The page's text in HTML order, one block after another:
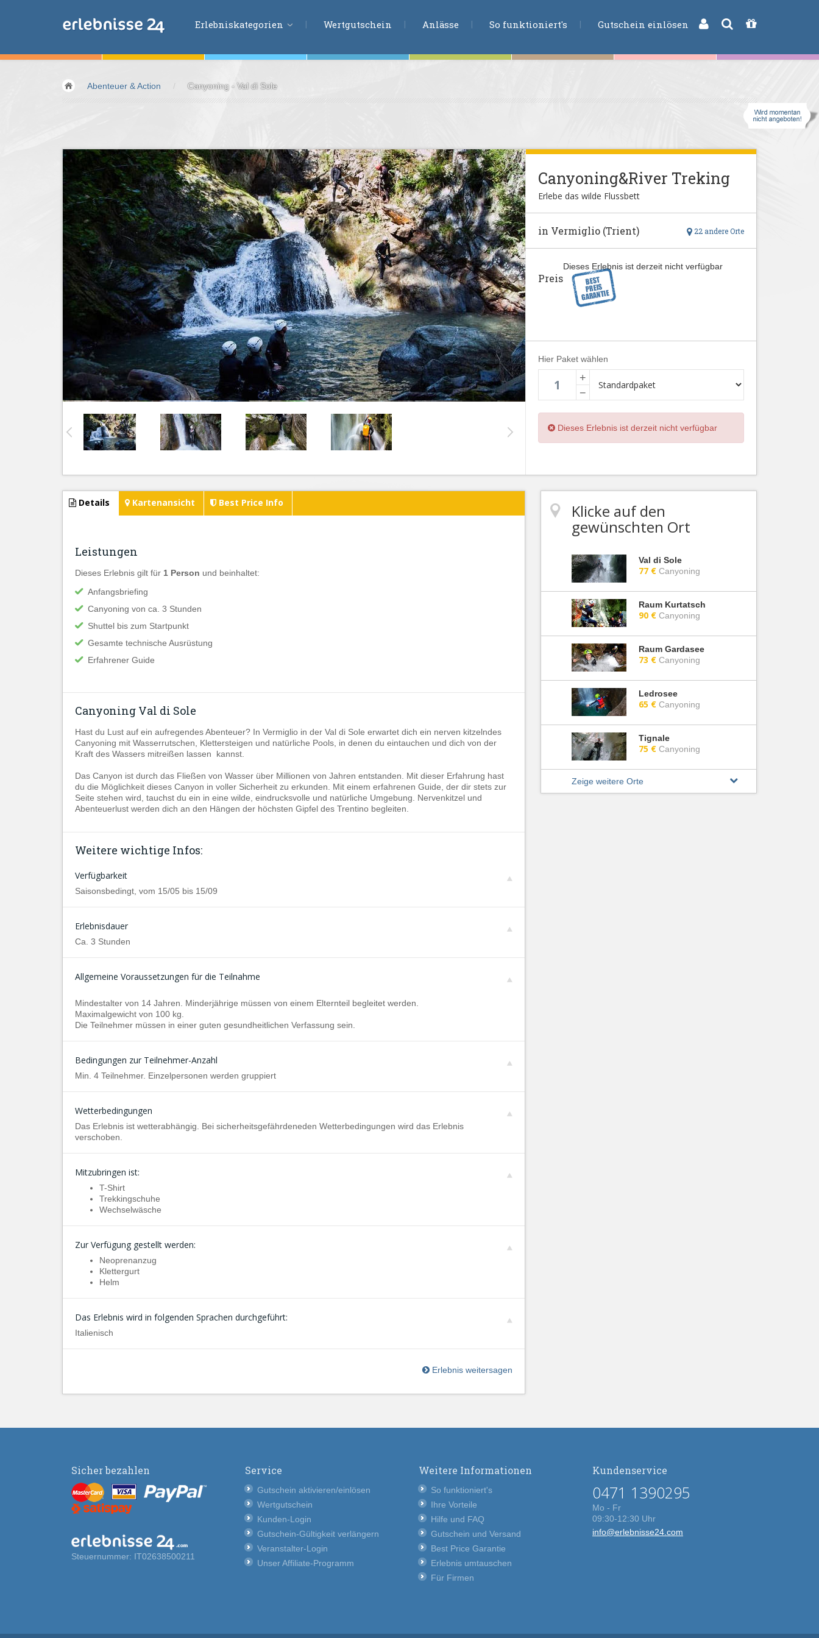
Erlebniskategorien
Fliegen &Gleiten
Sport &Fitness
Essen &Trinken
Wellness & Gesundheit
Wasser &Wind
Lifestyle &Phantasie
Kids &Family
Übernachtungen
Wertgutschein Anlässe So funktioniert's Gutschein einlösen
Abenteuer & Action / Canyoning - Val di Sole
Canyoning&River Treking
Erlebe das wilde Flussbett
22 andere Orte
in Vermiglio (Trient)
Dieses Erlebnis ist derzeit nicht verfügbar
Preis
Hier Paket wählen
+
−
Dieses Erlebnis ist derzeit nicht verfügbar
Details Kartenansicht Best Price Info
Leistungen
Dieses Erlebnis gilt für 1 Person und beinhaltet:
Anfangsbriefing
Canyoning von ca. 3 Stunden
Shuttel bis zum Startpunkt
Gesamte technische Ausrüstung
Erfahrener Guide
Canyoning Val di Sole
Hast du Lust auf ein aufregendes Abenteuer? In Vermiglio in der Val di Sole erwartet dich ein nerven kitzelndes
Canyoning mit Wasserrutschen, Klettersteigen und natürliche Pools, in denen du eintauchen und dich von der
Kraft des Wassers mitreißen lassen kannst.
Das Canyon ist durch das Fließen von Wasser über Millionen von Jahren entstanden. Mit dieser Erfahrung hast
du die Möglichkeit dieses Canyon in voller Sicherheit zu erkunden. Mit einem erfahrenen Guide, der dir stets zur
Seite stehen wird, tauchst du ein in eine wilde, eindrucksvolle und natürliche Umgebung. Nervenkitzel und
Abenteuerlust werden dich an den Hängen der höchsten Gipfel des Trentino begleiten.
Weitere wichtige Infos:
Verfügbarkeit
Saisonsbedingt, vom 15/05 bis 15/09
Erlebnisdauer
Ca. 3 Stunden
Allgemeine Voraussetzungen für die Teilnahme
Mindestalter von 14 Jahren. Minderjährige müssen von einem Elternteil begleitet werden.
Maximalgewicht von 100 kg.
Die Teilnehmer müssen in einer guten gesundheitlichen Verfassung sein.
Bedingungen zur Teilnehmer-Anzahl
Min. 4 Teilnehmer. Einzelpersonen werden gruppiert
Wetterbedingungen
Das Erlebnis ist wetterabhängig. Bei sicherheitsgefährdeneden Wetterbedingungen wird das Erlebnis
verschoben.
Mitzubringen ist:
T-Shirt
Trekkingschuhe
Wechselwäsche
Zur Verfügung gestellt werden:
Neoprenanzug
Klettergurt
Helm
Das Erlebnis wird in folgenden Sprachen durchgeführt:
Italienisch
Erlebnis weitersagen
Klicke auf den
gewünschten Ort
Val di Sole
77 € Canyoning
Raum Kurtatsch
90 € Canyoning
Raum Gardasee
73 € Canyoning
Ledrosee
65 € Canyoning
Tignale
75 € Canyoning
Zeige weitere Orte
Sicher bezahlen
Steuernummer: IT02638500211
Service
Gutschein aktivieren/einlösen
Wertgutschein
Kunden-Login
Gutschein-Gültigkeit verlängern
Veranstalter-Login
Unser Affiliate-Programm
Weitere Informationen
So funktioniert's
Ihre Vorteile
Hilfe und FAQ
Gutschein und Versand
Best Price Garantie
Erlebnis umtauschen
Für Firmen
Kundenservice
0471 1390295
Mo - Fr
09:30-12:30 Uhr
info@erlebnisse24.com